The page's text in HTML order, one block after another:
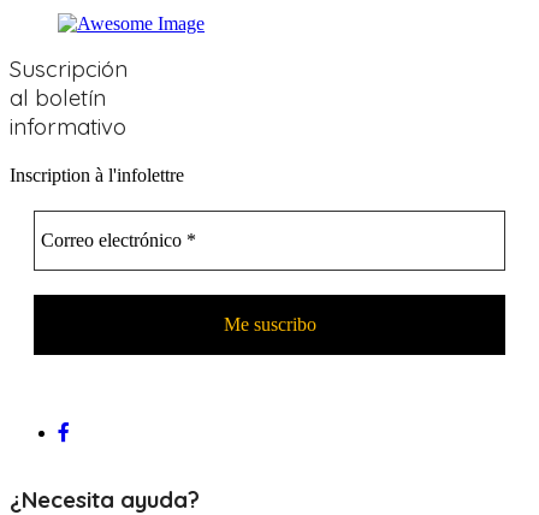
Suscripción
al boletín
informativo
Inscription à l'infolettre
¿Necesita ayuda?